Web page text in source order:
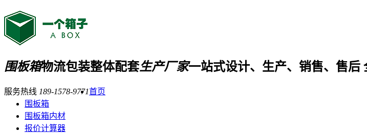
围板箱物流包装整体配套生产厂家一站式设计、生产、销售、售后
服务热线 189-1578-9771首页
围板箱
围板箱内材
报价计算器